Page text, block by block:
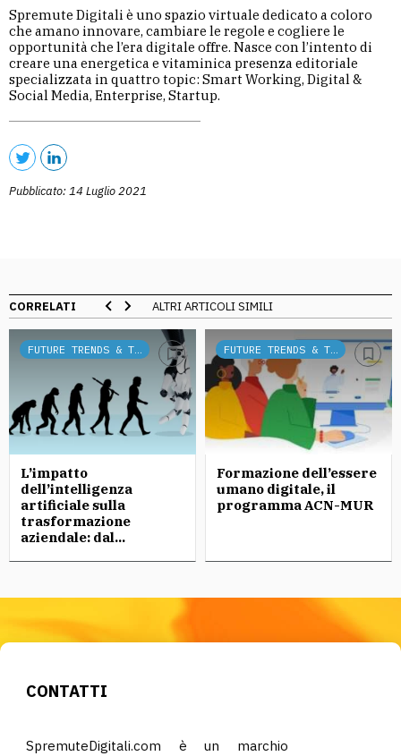
Spremute Digitali è uno spazio virtuale dedicato a coloro
che amano innovare, cambiare le regole e cogliere le
opportunità che l’era digitale offre. Nasce con l’intento di
creare una energetica e vitaminica presenza editoriale
specializzata in quattro topic: Smart Working, Digital &
Social Media, Enterprise, Startup.
Pubblicato: 14 Luglio 2021
CORRELATI ALTRI ARTICOLI SIMILI
FUTURE TRENDS & TECH
L’impatto
dell’intelligenza
artificiale sulla
trasformazione
aziendale: dal...
FUTURE TRENDS & TECH
Formazione dell’essere
umano digitale, il
programma ACN-MUR
CONTATTI
SpremuteDigitali.com è un marchio